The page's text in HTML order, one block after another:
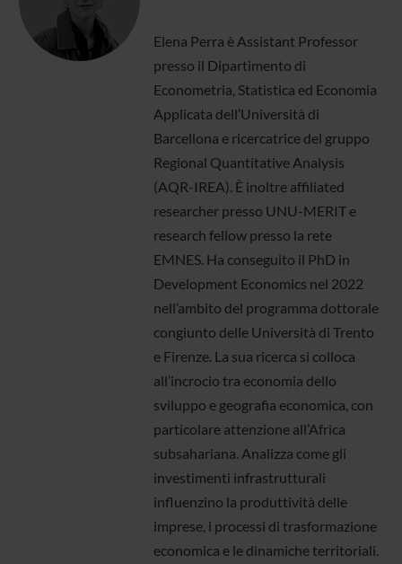
Elena Perra è Assistant Professor
presso il Dipartimento di
Econometria, Statistica ed Economia
Applicata dell’Università di
Barcellona e ricercatrice del gruppo
Regional Quantitative Analysis
(AQR-IREA). È inoltre affiliated
researcher presso UNU-MERIT e
research fellow presso la rete
EMNES. Ha conseguito il PhD in
Development Economics nel 2022
nell’ambito del programma dottorale
congiunto delle Università di Trento
e Firenze. La sua ricerca si colloca
all’incrocio tra economia dello
sviluppo e geografia economica, con
particolare attenzione all’Africa
subsahariana. Analizza come gli
investimenti infrastrutturali
influenzino la produttività delle
imprese, i processi di trasformazione
economica e le dinamiche territoriali.